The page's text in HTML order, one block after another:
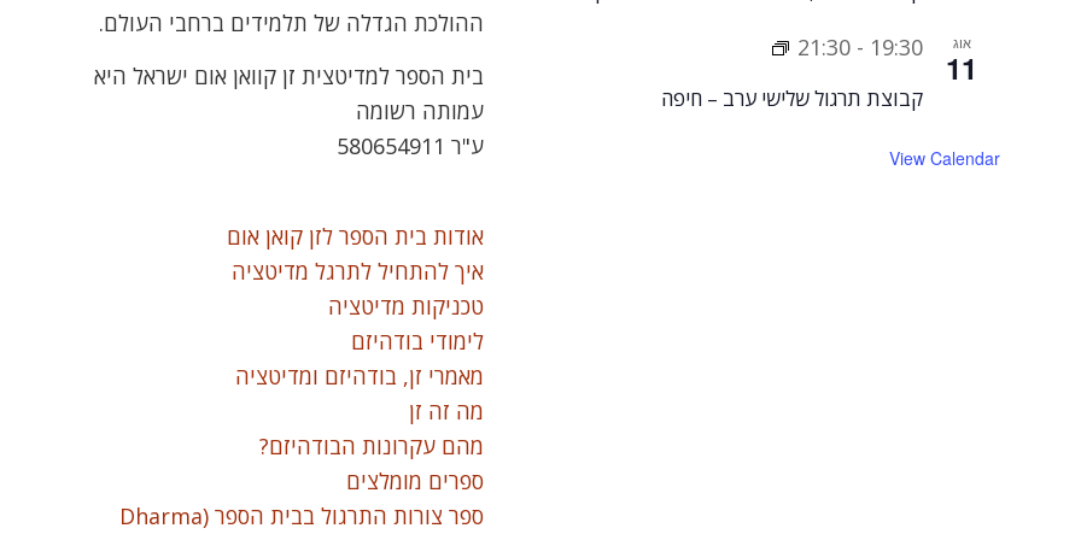
אוג
11
19:30
-
21:30
קבוצת תרגול שלישי ערב – חיפה
View Calendar
ההולכת הגדלה של תלמידים ברחבי העולם.
בית הספר למדיטצית זן קוואן אום ישראל היא
עמותה רשומה
ע"ר 580654911
אודות בית הספר לזן קואן אום
איך להתחיל לתרגל מדיטציה
טכניקות מדיטציה
לימודי בודהיזם
מאמרי זן, בודהיזם ומדיטציה
מה זה זן
מהם עקרונות הבודהיזם?
ספרים מומלצים
ספר צורות התרגול בבית הספר (Dharma